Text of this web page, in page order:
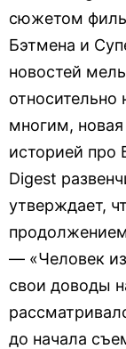
сюжетом
Бэтмена и
новостей
относительно
многим, новая
историей про
Digest
утверждает,
— «Человек
свои доводы
до начала